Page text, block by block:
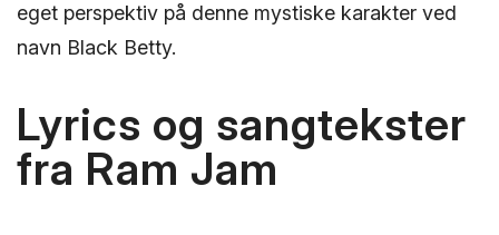
eget perspektiv på denne mystiske karakter ved
navn Black Betty.
Lyrics og sangtekster
fra Ram Jam